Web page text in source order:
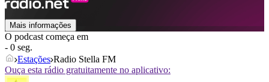
Mais informações
O podcast começa em
- 0 seg.
Estações Radio Stella FM
Ouça esta rádio gratuitamente no aplicativo: